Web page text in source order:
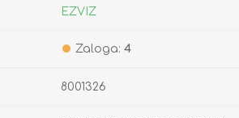
EZVIZ
Zaloga: 4
8001326